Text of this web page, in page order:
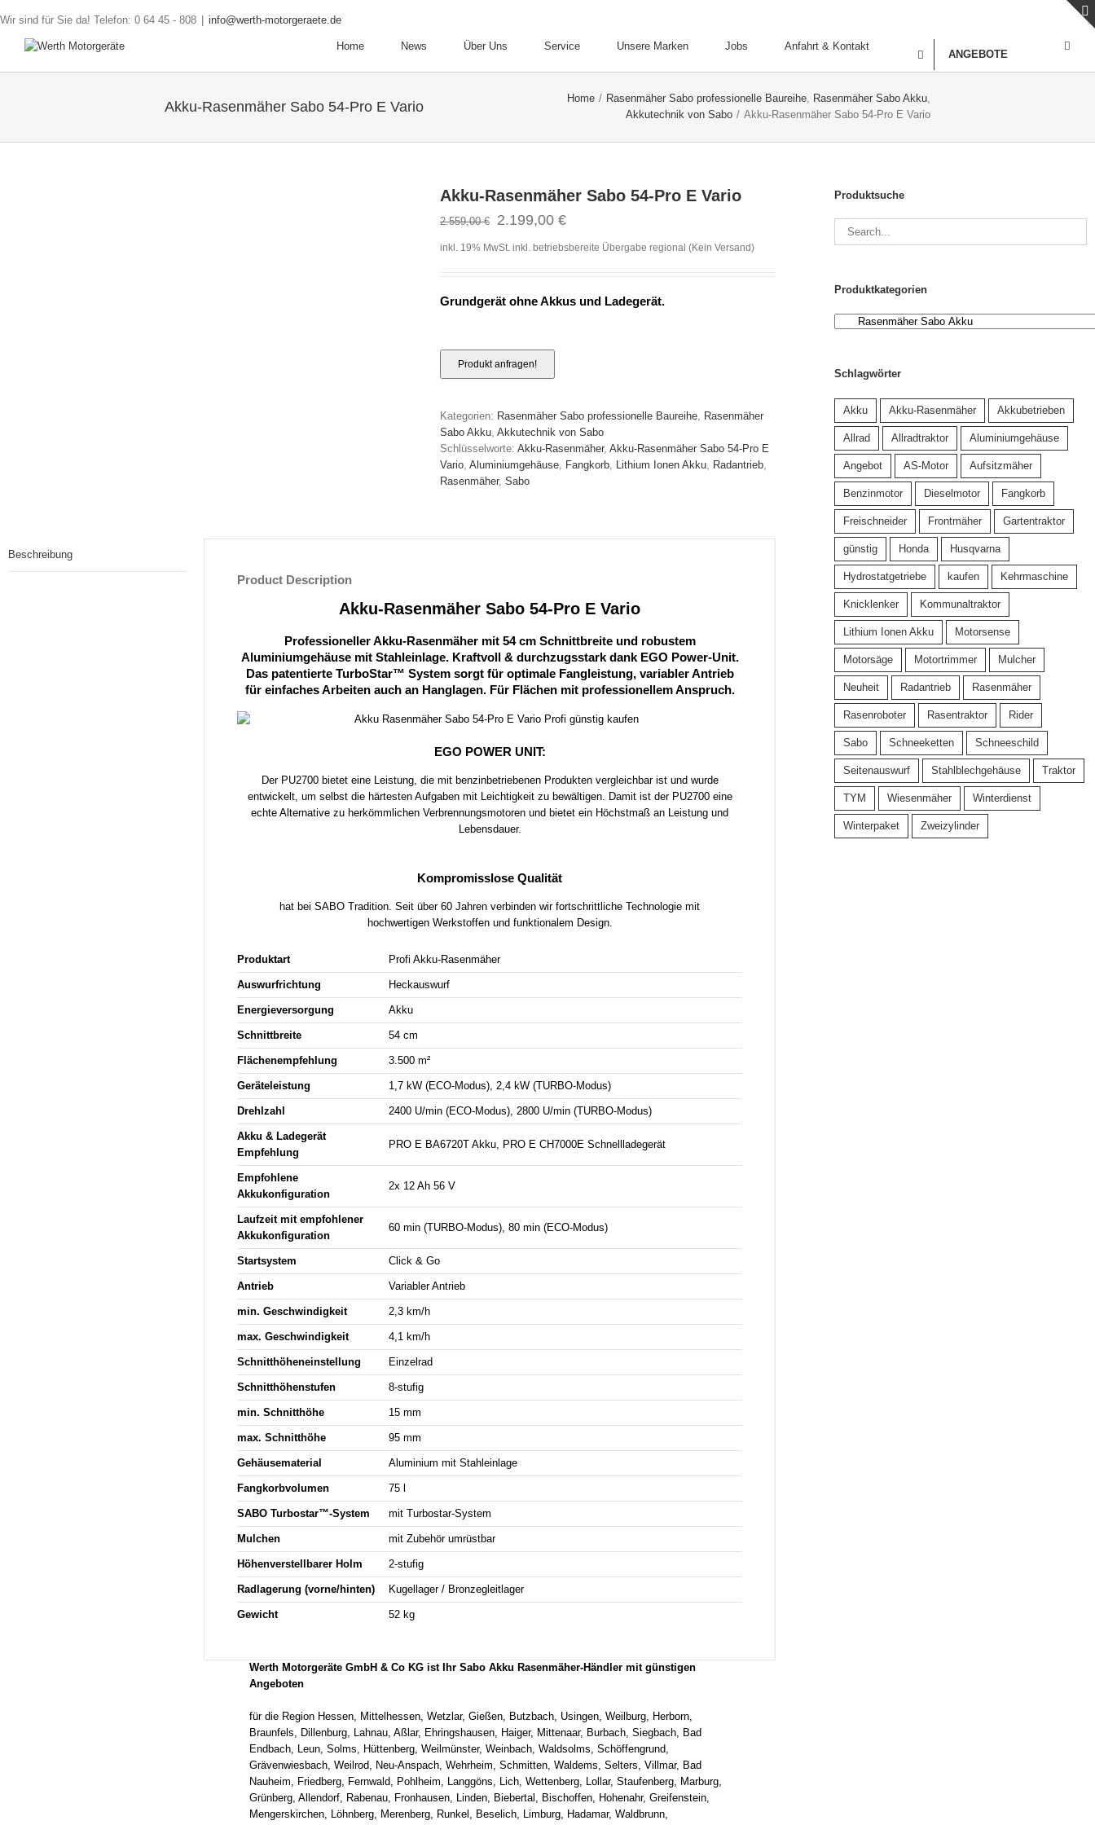
Wir sind für Sie da! Telefon: 0 64 45 - 808 info@werth-motorgeraete.de
Home News Über Uns Service Unsere Marken Jobs Anfahrt & Kontakt
ANGEBOTE
Akku-Rasenmäher Sabo 54-Pro E Vario
Home / Rasenmäher Sabo professionelle Baureihe, Rasenmäher Sabo Akku,
Akkutechnik von Sabo / Akku-Rasenmäher Sabo 54-Pro E Vario
Akku-Rasenmäher Sabo 54-Pro E Vario
2.559,00€ 2.199,00 €
inkl. 19% MwSt. inkl. betriebsbereite Übergabe regional (Kein Versand)
Grundgerät ohne Akkus und Ladegerät.
Kategorien: Rasenmäher Sabo professionelle Baureihe, Rasenmäher
Sabo Akku, Akkutechnik von Sabo
Schlüsselworte: Akku-Rasenmäher, Akku-Rasenmäher Sabo 54-Pro E
Vario, Aluminiumgehäuse, Fangkorb, Lithium Ionen Akku, Radantrieb,
Rasenmäher, Sabo
Beschreibung
Product Description
Akku-Rasenmäher Sabo 54-Pro E Vario
Professioneller Akku-Rasenmäher mit 54 cm Schnittbreite und robustem
Aluminiumgehäuse mit Stahleinlage. Kraftvoll & durchzugsstark dank EGO Power-Unit.
Das patentierte TurboStar™ System sorgt für optimale Fangleistung, variabler Antrieb
für einfaches Arbeiten auch an Hanglagen. Für Flächen mit professionellem Anspruch.
EGO POWER UNIT:
Der PU2700 bietet eine Leistung, die mit benzinbetriebenen Produkten vergleichbar ist und wurde
entwickelt, um selbst die härtesten Aufgaben mit Leichtigkeit zu bewältigen. Damit ist der PU2700 eine
echte Alternative zu herkömmlichen Verbrennungsmotoren und bietet ein Höchstmaß an Leistung und
Lebensdauer.
Kompromisslose Qualität
hat bei SABO Tradition. Seit über 60 Jahren verbinden wir fortschrittliche Technologie mit
hochwertigen Werkstoffen und funktionalem Design.
Produktart Profi Akku-Rasenmäher
Auswurfrichtung Heckauswurf
Energieversorgung Akku
Schnittbreite 54 cm
Flächenempfehlung 3.500 m²
Geräteleistung 1,7 kW (ECO-Modus), 2,4 kW (TURBO-Modus)
Drehlzahl 2400 U/min (ECO-Modus), 2800 U/min (TURBO-Modus)
Akku & Ladegerät
Empfehlung
PRO E BA6720T Akku, PRO E CH7000E Schnellladegerät
Empfohlene
Akkukonfiguration
2x 12 Ah 56 V
Laufzeit mit empfohlener
Akkukonfiguration
60 min (TURBO-Modus), 80 min (ECO-Modus)
Startsystem Click & Go
Antrieb Variabler Antrieb
min. Geschwindigkeit 2,3 km/h
max. Geschwindigkeit 4,1 km/h
Schnitthöheneinstellung Einzelrad
Schnitthöhenstufen 8-stufig
min. Schnitthöhe 15 mm
max. Schnitthöhe 95 mm
Gehäusematerial Aluminium mit Stahleinlage
Fangkorbvolumen 75 l
SABO Turbostar™-System mit Turbostar-System
Mulchen mit Zubehör umrüstbar
Höhenverstellbarer Holm 2-stufig
Radlagerung (vorne/hinten) Kugellager / Bronzegleitlager
Gewicht 52 kg
Werth Motorgeräte GmbH & Co KG ist Ihr Sabo Akku Rasenmäher-Händler mit günstigen
Angeboten
für die Region Hessen, Mittelhessen, Wetzlar, Gießen, Butzbach, Usingen, Weilburg, Herborn,
Braunfels, Dillenburg, Lahnau, Aßlar, Ehringshausen, Haiger, Mittenaar, Burbach, Siegbach, Bad
Endbach, Leun, Solms, Hüttenberg, Weilmünster, Weinbach, Waldsolms, Schöffengrund,
Grävenwiesbach, Weilrod, Neu-Anspach, Wehrheim, Schmitten, Waldems, Selters, Villmar, Bad
Nauheim, Friedberg, Fernwald, Pohlheim, Langgöns, Lich, Wettenberg, Lollar, Staufenberg, Marburg,
Grünberg, Allendorf, Rabenau, Fronhausen, Linden, Biebertal, Bischoffen, Hohenahr, Greifenstein,
Mengerskirchen, Löhnberg, Merenberg, Runkel, Beselich, Limburg, Hadamar, Waldbrunn,
Produktsuche
Produktkategorien
Schlagwörter
Akku Akku-Rasenmäher Akkubetrieben
Allrad Allradtraktor Aluminiumgehäuse
Angebot AS-Motor Aufsitzmäher
Benzinmotor Dieselmotor Fangkorb
Freischneider Frontmäher Gartentraktor
günstig Honda Husqvarna
Hydrostatgetriebe kaufen Kehrmaschine
Knicklenker Kommunaltraktor
Lithium Ionen Akku Motorsense
Motorsäge Motortrimmer Mulcher
Neuheit Radantrieb Rasenmäher
Rasenroboter Rasentraktor Rider
Sabo Schneeketten Schneeschild
Seitenauswurf Stahlblechgehäuse Traktor
TYM Wiesenmäher Winterdienst
Winterpaket Zweizylinder